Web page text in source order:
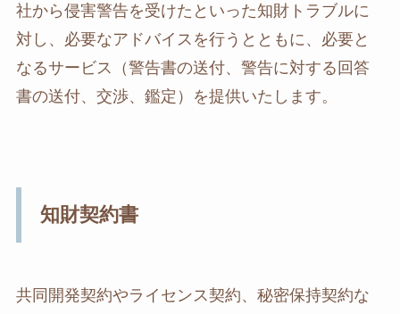
社から侵害警告を受けたといった知財トラブルに
対し、必要なアドバイスを行うとともに、必要と
なるサービス（警告書の送付、警告に対する回答
書の送付、交渉、鑑定）を提供いたします。
知財契約書
共同開発契約やライセンス契約、秘密保持契約な